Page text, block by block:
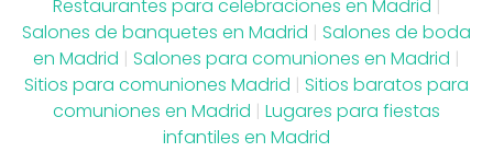
Restaurantes para celebraciones en Madrid |
Salones de banquetes en Madrid | Salones de boda
en Madrid | Salones para comuniones en Madrid |
Sitios para comuniones Madrid | Sitios baratos para
comuniones en Madrid | Lugares para fiestas
infantiles en Madrid